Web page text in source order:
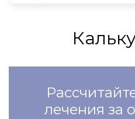
лечения за